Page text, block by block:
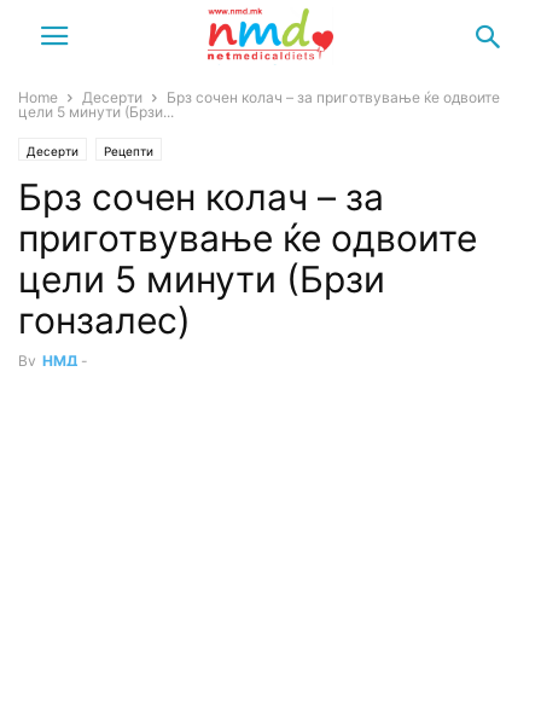
Home Десерти
Брз сочен колач – за приготвување ќе одвоите
цели 5 минути (Брзи...
Десерти Рецепти
Брз сочен колач – за
приготвување ќе одвоите
цели 5 минути (Брзи
гонзалес)
By НМД -